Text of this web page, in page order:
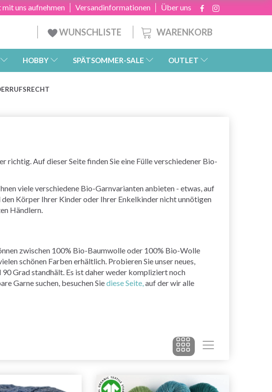
Über uns
Versandinformationen
uns aufnehmen
WARENKORB
WUNSCHLISTE
HOBBY SPÄTSOMMER-SALE OUTLET
richtig. Auf dieser Seite finden Sie eine Fülle verschiedener Bio-
viele verschiedene Bio-Garnvarianten anbieten - etwas, auf
Körper Ihrer Kinder oder Ihrer Enkelkinder nicht unnötigen
Händlern.
zwischen 100% Bio-Baumwolle oder 100% Bio-Wolle
schönen Farben erhältlich. Probieren Sie unser neues,
Grad standhält. Es ist daher weder kompliziert noch
Garne suchen, besuchen Siediese Seite,auf der wir alle